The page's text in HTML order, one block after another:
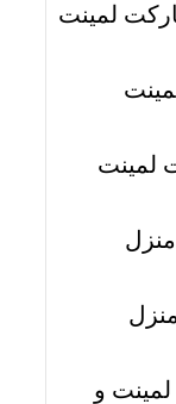
لمینت
لمینت
و